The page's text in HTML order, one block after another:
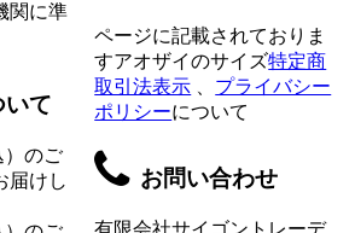
関に準
いて
）のご
届けし
ページに記載されておりま
すアオザイのサイズ特定商
取引法表示
プライバシー
ポリシーについて
お問い合わせ